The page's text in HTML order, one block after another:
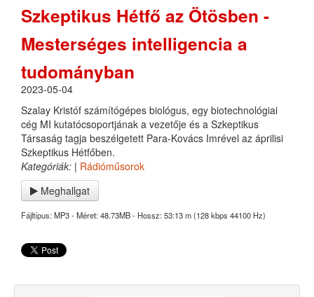
Szkeptikus Hétfő az Ötösben -
Mesterséges intelligencia a
tudományban
2023-05-04
Szalay Kristóf számítógépes biológus, egy biotechnológiai
cég MI kutatócsoportjának a vezetője és a Szkeptikus
Társaság tagja beszélgetett Para-Kovács Imrével az áprilisi
Szkeptikus Hétfőben.
Kategóriák: | Rádióműsorok
Meghallgat
Fájltípus: MP3 - Méret: 48.73MB - Hossz: 53:13 m (128 kbps 44100 Hz)